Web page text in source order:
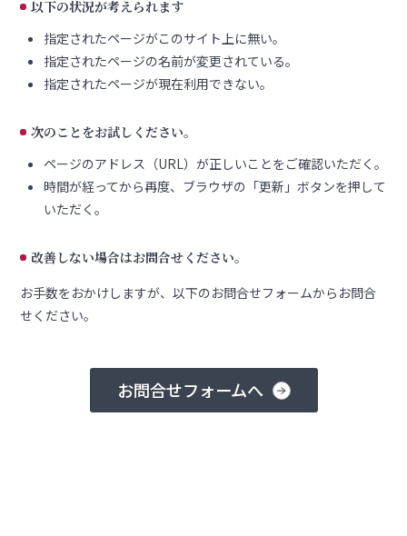
以下の状況が考えられます
指定されたページがこのサイト上に無い。
指定されたページの名前が変更されている。
指定されたページが現在利用できない。
次のことをお試しください。
ページのアドレス（URL）が正しいことをご確認いただく。
時間が経ってから再度、ブラウザの「更新」ボタンを押して
いただく。
改善しない場合はお問合せください。
お手数をおかけしますが、以下のお問合せフォームからお問合
せください。
お問合せフォームへ